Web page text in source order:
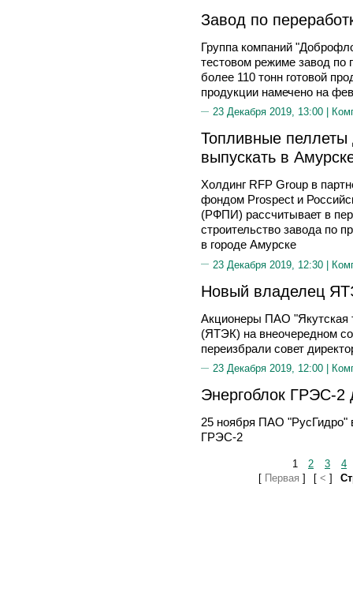
Завод по
Группа компаний
тестовом режиме завод
более 110 тонн готовой
продукции намечено на
23 Декабря 2019, 13:00 |
Топливные пеллеты
выпускать в
Холдинг RFP Group в
фондом Prospect и
(РФПИ) рассчитывает в
строительство завода по
в городе Амурске
23 Декабря 2019, 12:30 |
Новый владелец
Акционеры ПАО "Якутская
(ЯТЭК) на внеочередном
переизбрали совет
23 Декабря 2019, 12:00 |
Энергоблок ГРЭС-2
25 ноября ПАО "РусГидро"
ГРЭС-2
1 2 3
4
[ Первая ] [ < ]